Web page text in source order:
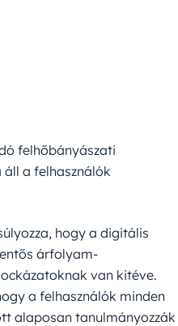
felhőbányászati
a felhasználók
hogy a digitális
árfolyam-
van kitéve.
a felhasználók minden
alaposan tanulmányozzák